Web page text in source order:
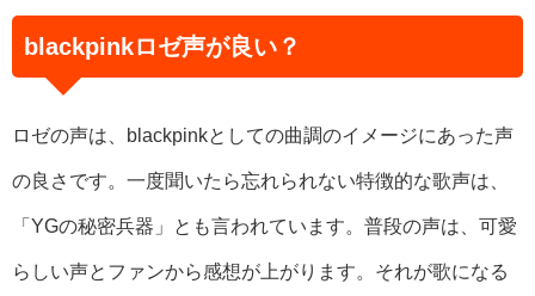
blackpinkロゼ声が良い？
ロゼの声は、blackpinkとしての曲調のイメージにあった声
の良さです。一度聞いたら忘れられない特徴的な歌声は、
「YGの秘密兵器」とも言われています。普段の声は、可愛
らしい声とファンから感想が上がります。それが歌になる